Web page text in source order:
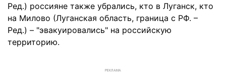
Ред.) россияне также убрались, кто в Луганск, кто
на Милово (Луганская область, граница с РФ. –
Ред.) – "эвакуировались" на российскую
территорию.
РЕКЛАМА